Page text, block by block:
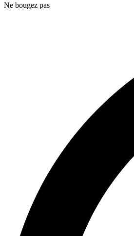
Ne bougez pas